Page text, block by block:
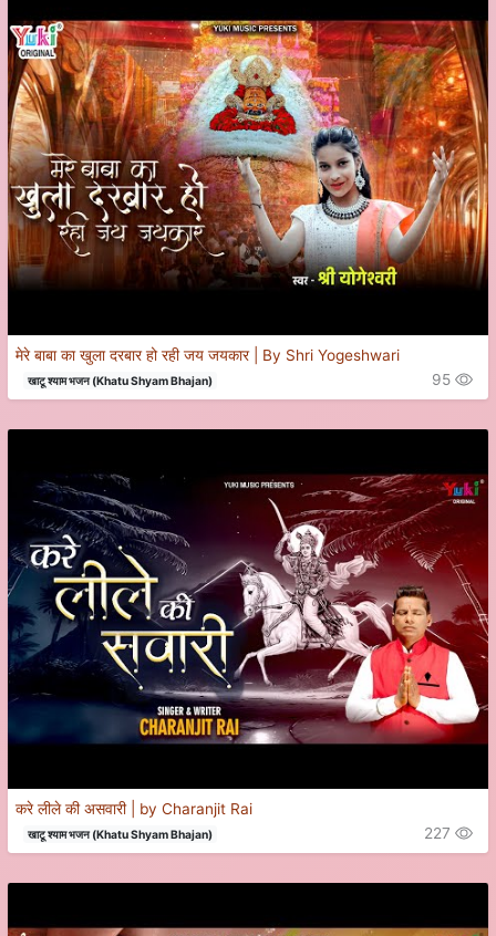
मेरे बाबा का खुला दरबार हो रही जय जयकार | By Shri Yogeshwari
खाटू श्याम भजन (Khatu Shyam Bhajan) 95
करे लीले की असवारी | by Charanjit Rai
खाटू श्याम भजन (Khatu Shyam Bhajan) 227